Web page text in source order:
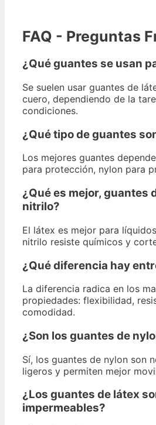
FAQ - Preguntas
¿Qué guantes se usan
Se suelen usar guantes de
cuero, dependiendo de la
condiciones.
¿Qué tipo de guantes
Los mejores guantes
para protección, nylon para
¿Qué es mejor, guantes
nitrilo?
El látex es mejor para
nitrilo resiste químicos y
¿Qué diferencia hay
La diferencia radica en los
propiedades: flexibilidad,
comodidad.
¿Son los guantes de
Sí, los guantes de nylon son
ligeros y permiten mejor
¿Los guantes de látex
impermeables?